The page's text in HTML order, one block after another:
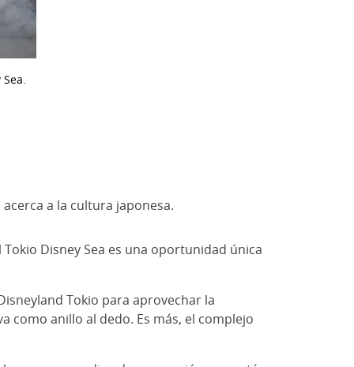
a la cultura japonesa.
Disney Sea es una oportunidad única
Tokio para aprovechar la
como anillo al dedo. Es más, el complejo